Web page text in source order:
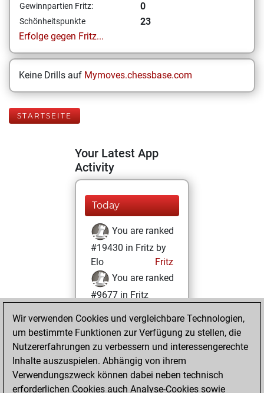
Gewinnpartien Fritz: 0
Schönheitspunkte
23
Erfolge gegen Fritz...
Keine Drills auf Mymoves.chessbase.com
STARTSEITE
Your Latest App
Activity
Today
You are ranked
#19430 in Fritz by
Elo
Fritz
You are ranked
#9677 in Fritz
Freitag, Juni 24,
2022
You achieved a
BeautyScore of 23
Wir verwenden Cookies und vergleichbare Technologien,
um bestimmte Funktionen zur Verfügung zu stellen, die
Nutzererfahrungen zu verbessern und interessengerechte
Inhalte auszuspielen. Abhängig von ihrem
Verwendungszweck können dabei neben technisch
erforderlichen Cookies auch Analyse-Cookies sowie